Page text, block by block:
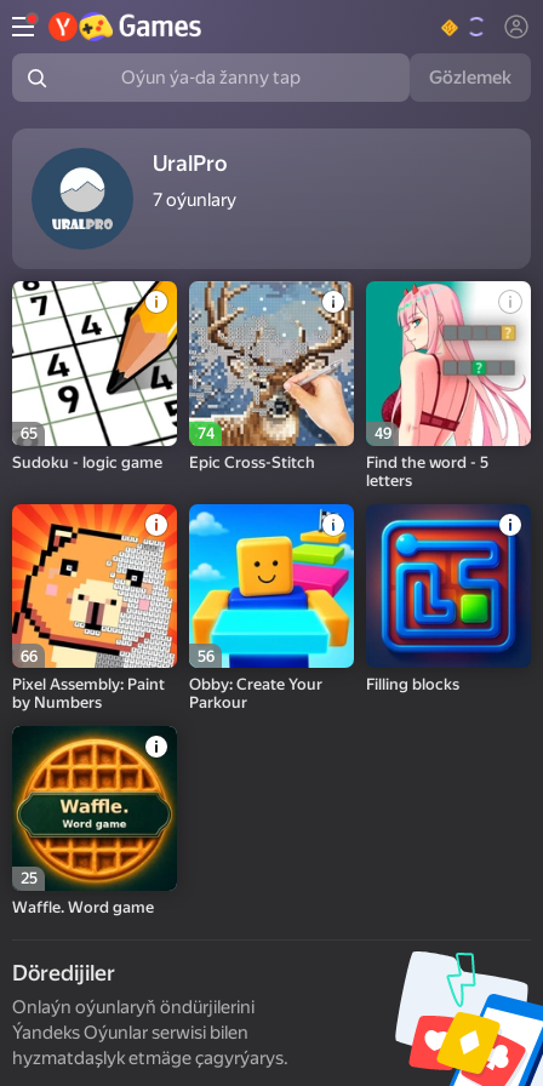
Oýun ýa-da žanny tap Gözlemek
UralPro
7oýunlary
65
Sudoku - logic game
74
Epic Cross-Stitch
49
Find the word - 5
letters
66
Pixel Assembly: Paint
by Numbers
56
Obby: Create Your
Parkour
Filling blocks
25
Waffle. Word game
Döredijiler
Onlaýn oýunlaryň öndürjilerini
Ýandeks Oýunlar serwisi bilen
hyzmatdaşlyk etmäge çagyrýarys.